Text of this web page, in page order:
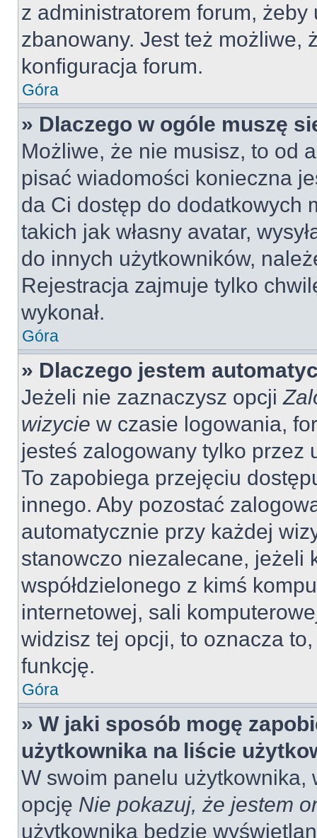
z administratorem forum, żeby
zbanowany. Jest też możliwe,
konfiguracja forum.
Góra
» Dlaczego w ogóle muszę
Możliwe, że nie musisz, to od
pisać wiadomości konieczna
da Ci dostęp do dodatkowych
takich jak własny avatar,
do innych użytkowników,
Rejestracja zajmuje tylko
wykonał.
Góra
» Dlaczego jestem
Jeżeli nie zaznaczysz opcji
wizycie w czasie logowania,
jesteś zalogowany tylko przez
To zapobiega przejęciu
innego. Aby pozostać
automatycznie przy każdej
stanowczo niezalecane, jeżeli
współdzielonego z kimś
internetowej, sali
widzisz tej opcji, to oznacza
funkcję.
Góra
» W jaki sposób mogę
użytkownika na liście
W swoim panelu użytkownika,
opcję Nie pokazuj, że jestem
użytkownika będzie